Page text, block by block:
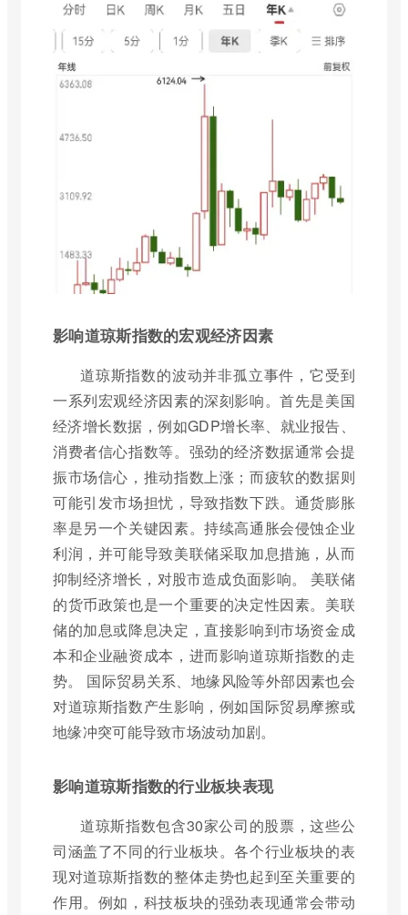
影响道琼斯指数的宏观经济因素
道琼斯指数的波动并非孤立事件，它受到
一系列宏观经济因素的深刻影响。首先是美国
经济增长数据，例如GDP增长率、就业报告、
消费者信心指数等。强劲的经济数据通常会提
振市场信心，推动指数上涨；而疲软的数据则
可能引发市场担忧，导致指数下跌。通货膨胀
率是另一个关键因素。持续高通胀会侵蚀企业
利润，并可能导致美联储采取加息措施，从而
抑制经济增长，对股市造成负面影响。 美联储
的货币政策也是一个重要的决定性因素。美联
储的加息或降息决定，直接影响到市场资金成
本和企业融资成本，进而影响道琼斯指数的走
势。 国际贸易关系、地缘风险等外部因素也会
对道琼斯指数产生影响，例如国际贸易摩擦或
地缘冲突可能导致市场波动加剧。
影响道琼斯指数的行业板块表现
道琼斯指数包含30家公司的股票，这些公
司涵盖了不同的行业板块。各个行业板块的表
现对道琼斯指数的整体走势也起到至关重要的
作用。例如，科技板块的强劲表现通常会带动